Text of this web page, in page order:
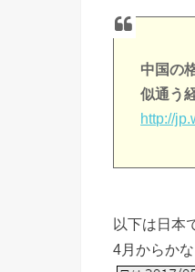
中国の
似通う
http://
以下は日本
4月からか